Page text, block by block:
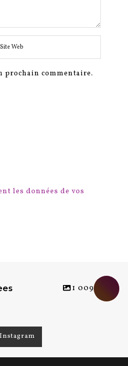
prochain commentaire.
les données de vos
1 009